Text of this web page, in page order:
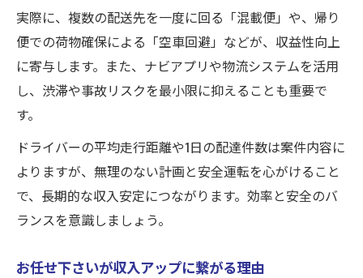
実際に、複数の配送先を一度に回る「混載便」や、帰り
便での荷物確保による「空車回避」などが、収益性向上
に寄与します。また、ナビアプリや物流システムを活用
し、渋滞や事故リスクを最小限に抑えることも重要で
す。
ドライバーの平均走行距離や1日の配達件数は案件内容に
よりますが、無理のない計画と安全運転を心がけること
で、長期的な収入安定につながります。効率と安全のバ
ランスを意識しましょう。
お任せ下さいが収入アップに繋がる理由